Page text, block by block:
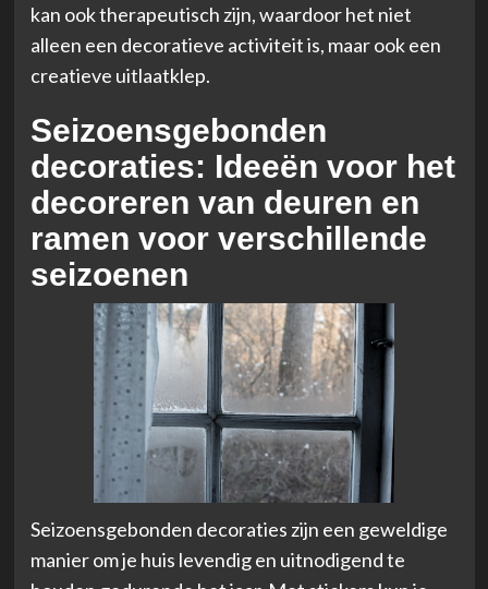
kan ook therapeutisch zijn, waardoor het niet
alleen een decoratieve activiteit is, maar ook een
creatieve uitlaatklep.
Seizoensgebonden
decoraties: Ideeën voor het
decoreren van deuren en
ramen voor verschillende
seizoenen
Seizoensgebonden decoraties zijn een geweldige
manier om je huis levendig en uitnodigend te